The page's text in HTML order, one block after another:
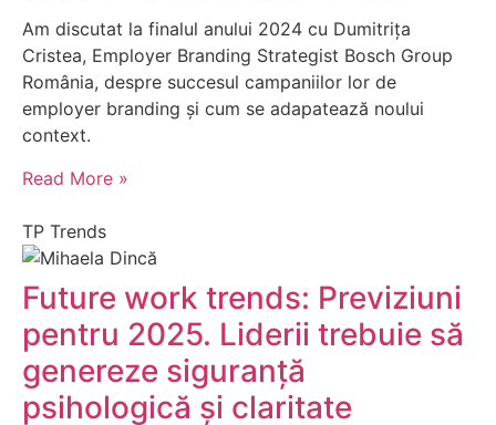
Am discutat la finalul anului 2024 cu Dumitrița
Cristea, Employer Branding Strategist Bosch Group
România, despre succesul campaniilor lor de
employer branding și cum se adapatează noului
context.
Read More »
TP Trends
Future work trends: Previziuni
pentru 2025. Liderii trebuie să
genereze siguranță
psihologică și claritate